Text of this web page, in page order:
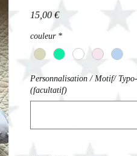
15,00 €Prix
couleur *
Personnalisation / Motif/
(facultatif)